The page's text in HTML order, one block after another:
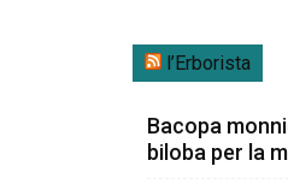
l’Erborista
Bacopa
biloba per la